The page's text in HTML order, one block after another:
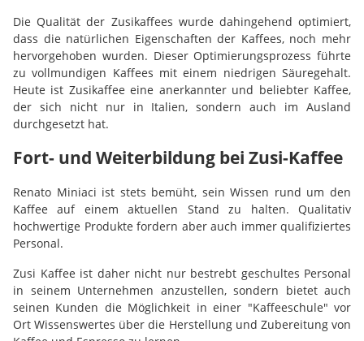
Die Qualität der Zusikaffees wurde dahingehend optimiert,
dass die natürlichen Eigenschaften der Kaffees, noch mehr
hervorgehoben wurden. Dieser Optimierungsprozess führte
zu vollmundigen Kaffees mit einem niedrigen Säuregehalt.
Heute ist Zusikaffee eine anerkannter und beliebter Kaffee,
der sich nicht nur in Italien, sondern auch im Ausland
durchgesetzt hat.
Fort- und Weiterbildung bei Zusi-Kaffee
Renato Miniaci ist stets bemüht, sein Wissen rund um den
Kaffee auf einem aktuellen Stand zu halten. Qualitativ
hochwertige Produkte fordern aber auch immer qualifiziertes
Personal.
Zusi Kaffee ist daher nicht nur bestrebt geschultes Personal
in seinem Unternehmen anzustellen, sondern bietet auch
seinen Kunden die Möglichkeit in einer "Kaffeeschule" vor
Ort Wissenswertes über die Herstellung und Zubereitung von